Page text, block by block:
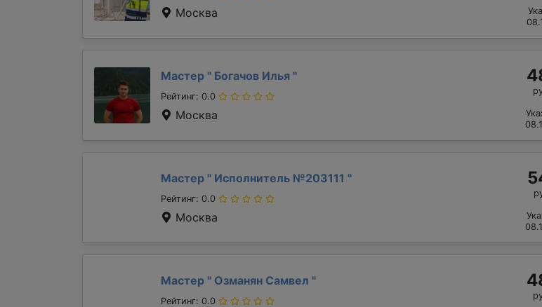
Москва
Мастер " Богачов Илья "
Рейтинг: 0.0
Москва
Мастер " Исполнитель №203111 "
Рейтинг: 0.0
Москва
Мастер " Озманян Самвел "
Рейтинг: 0.0